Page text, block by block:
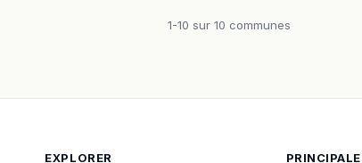
1-10 sur 10 communes
EXPLORER